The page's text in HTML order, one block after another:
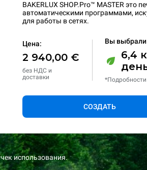
BAKERLUX SHOP.Pro™ MASTER это
автоматическими программами,
для работы в сетях.
Цена:
2 940,00 €
без НДС и
доставки
Вы
6,4
СОЗДАТЬ
использования.